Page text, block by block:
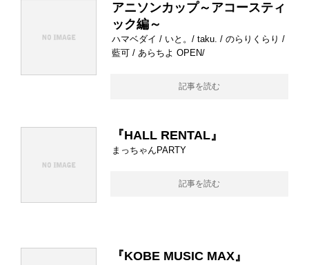
アニソンカップ～アコースティ
ック編～
ハマベダイ / いと。/ taku. / のらりくらり /
藍可 / あらちよ OPEN/
記事を読む
『HALL RENTAL』
まっちゃんPARTY
記事を読む
『KOBE MUSIC MAX』